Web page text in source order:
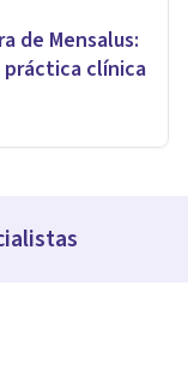
de Mensalus:
práctica clínica